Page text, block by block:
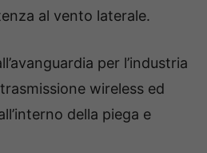
al vento laterale.
per l’industria
wireless ed
della piega e